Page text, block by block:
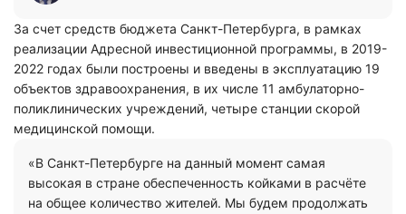
За счет средств бюджета Санкт-Петербурга, в рамках
реализации Адресной инвестиционной программы, в 2019-
2022 годах были построены и введены в эксплуатацию 19
объектов здравоохранения, в их числе 11 амбулаторно-
поликлинических учреждений, четыре станции скорой
медицинской помощи.
«В Санкт-Петербурге на данный момент самая
высокая в стране обеспеченность койками в расчёте
на общее количество жителей. Мы будем продолжать